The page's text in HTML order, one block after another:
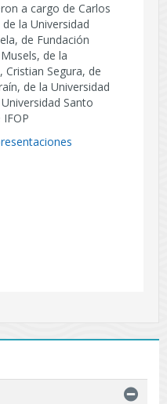
a cargo de Carlos
la Universidad
de Fundación
de la
Cristian Segura, de
de la Universidad
Santo